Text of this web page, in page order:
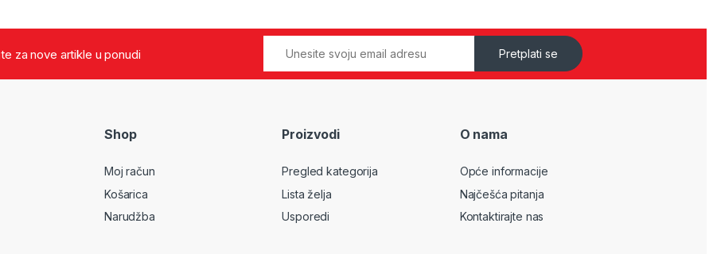
za nove artikle u ponudi Pretplati se
Shop
Moj račun
Košarica
Narudžba
Proizvodi
Pregled kategorija
Lista želja
Usporedi
O nama
Opće informacije
Najčešća pitanja
Kontaktirajte nas